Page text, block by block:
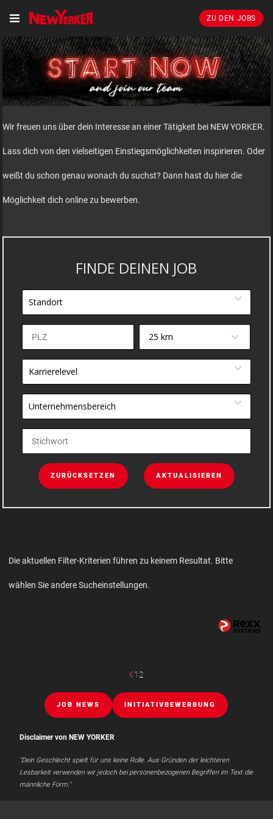
ZU DEN JOBS
Wir freuen uns über dein Interesse an einer Tätigkeit bei NEW YORKER.
Lass dich von den vielseitigen Einstiegsmöglichkeiten inspirieren. Oder
weißt du schon genau wonach du suchst? Dann hast du hier die
Möglichkeit dich online zu bewerben.
FINDE DEINEN JOB
Standort
25 km
Karrierelevel
Unternehmensbereich
ZURÜCKSETZEN AKTUALISIEREN
Die aktuellen Filter-Kriterien führen zu keinem Resultat. Bitte
wählen Sie andere Sucheinstellungen.
12
JOB NEWS INITIATIVBEWERBUNG
Disclaimer von NEW YORKER
"Dein Geschlecht spielt für uns keine Rolle. Aus Gründen der leichteren
Lesbarkeit verwenden wir jedoch bei personenbezogenen Begriffen im Text die
männliche Form."